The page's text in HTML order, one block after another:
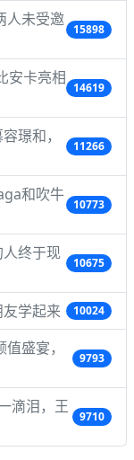
人未受邀
15898
安卡亮相
14619
璟和，
11266
和吹牛
10773
终于现
10675
学起来 10024
盛宴，
9793
滴泪，王
9710